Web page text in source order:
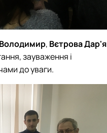
, Вєтрова Дар'я
зауваження і
до уваги.